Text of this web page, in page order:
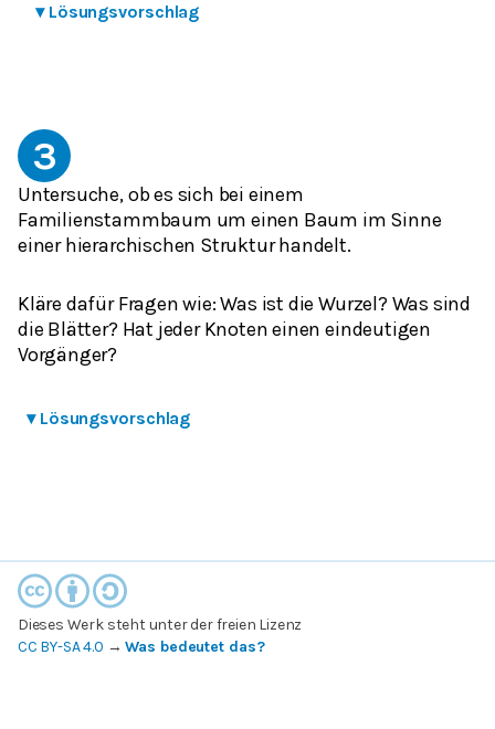
▾ Lösungsvorschlag
3
Untersuche, ob es sich bei einem
Familienstammbaum um einen Baum im Sinne
einer hierarchischen Struktur handelt.
Kläre dafür Fragen wie: Was ist die Wurzel? Was sind
die Blätter? Hat jeder Knoten einen eindeutigen
Vorgänger?
▾ Lösungsvorschlag
Dieses Werk steht unter der freien Lizenz
CC BY-SA 4.0 →Was bedeutet das?